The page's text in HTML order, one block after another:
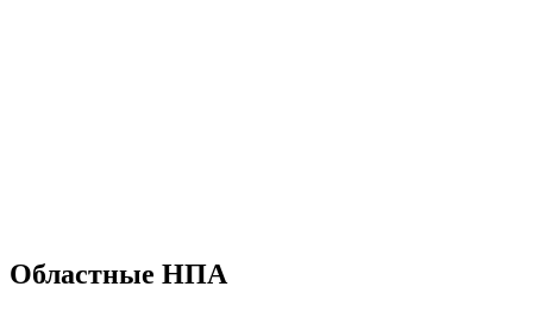
Областные НПА